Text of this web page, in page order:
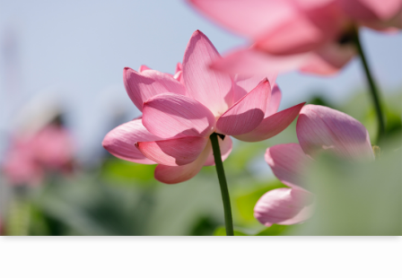
季節・まち まち・スポット